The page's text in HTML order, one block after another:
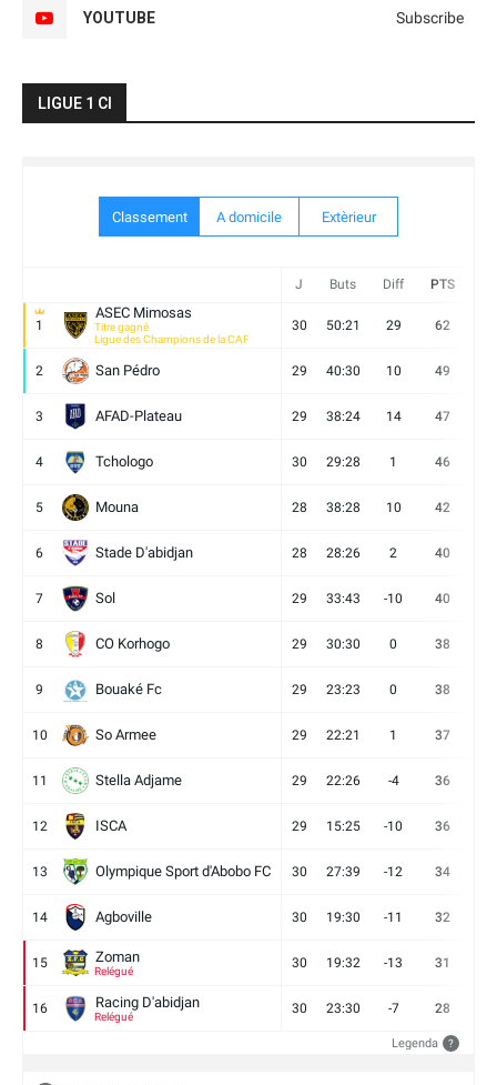
YOUTUBE Subscribe
LIGUE 1 CI
Classement A domicile Extèrieur
J Buts Diff PTS
1
ASEC Mimosas
Titre gagné
Ligue des Champions de la CAF
30 50:21 29 62
2 San Pédro 29 40:30 10 49
3 AFAD-Plateau 29 38:24 14 47
4 Tchologo 30 29:28 1 46
5 Mouna 28 38:28 10 42
6 Stade D'abidjan 28 28:26 2 40
7 Sol 29 33:43 -10 40
8 CO Korhogo 29 30:30 0 38
9 Bouaké Fc 29 23:23 0 38
10 So Armee 29 22:21 1 37
11 Stella Adjame 29 22:26 -4 36
12 ISCA 29 15:25 -10 36
13 Olympique Sport d'Abobo FC 30 27:39 -12 34
14 Agboville 30 19:30 -11 32
15 Zoman
Relégué
30 19:32 -13 31
16 Racing D'abidjan
Relégué
30 23:30 -7 28
Legenda ?